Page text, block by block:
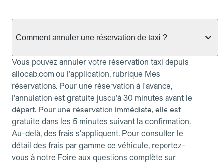
Comment annuler une réservation de taxi ?
Vous pouvez annuler votre réservation taxi depuis
allocab.com ou l'application, rubrique Mes
réservations. Pour une réservation à l'avance,
l'annulation est gratuite jusqu'à 30 minutes avant le
départ. Pour une réservation immédiate, elle est
gratuite dans les 5 minutes suivant la confirmation.
Au-delà, des frais s'appliquent. Pour consulter le
détail des frais par gamme de véhicule, reportez-
vous à notre Foire aux questions complète sur